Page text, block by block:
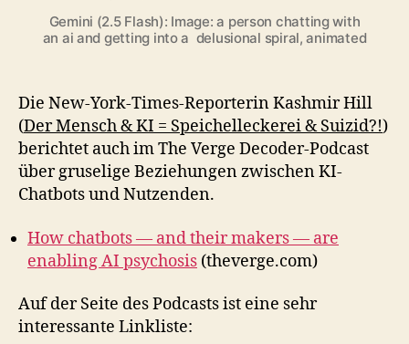
Gemini (2.5 Flash): Image: a person chatting with
an ai and getting into a delusional spiral, animated
Die New-York-Times-Reporterin Kashmir Hill
(Der Mensch & KI = Speichelleckerei & Suizid?!)
berichtet auch im The Verge Decoder-Podcast
über gruselige Beziehungen zwischen KI-
Chatbots und Nutzenden.
How chatbots — and their makers — are
enabling AI psychosis (theverge.com)
Auf der Seite des Podcasts ist eine sehr
interessante Linkliste: